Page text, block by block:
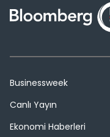
Businessweek
Canlı Yayın
Ekonomi Haberleri